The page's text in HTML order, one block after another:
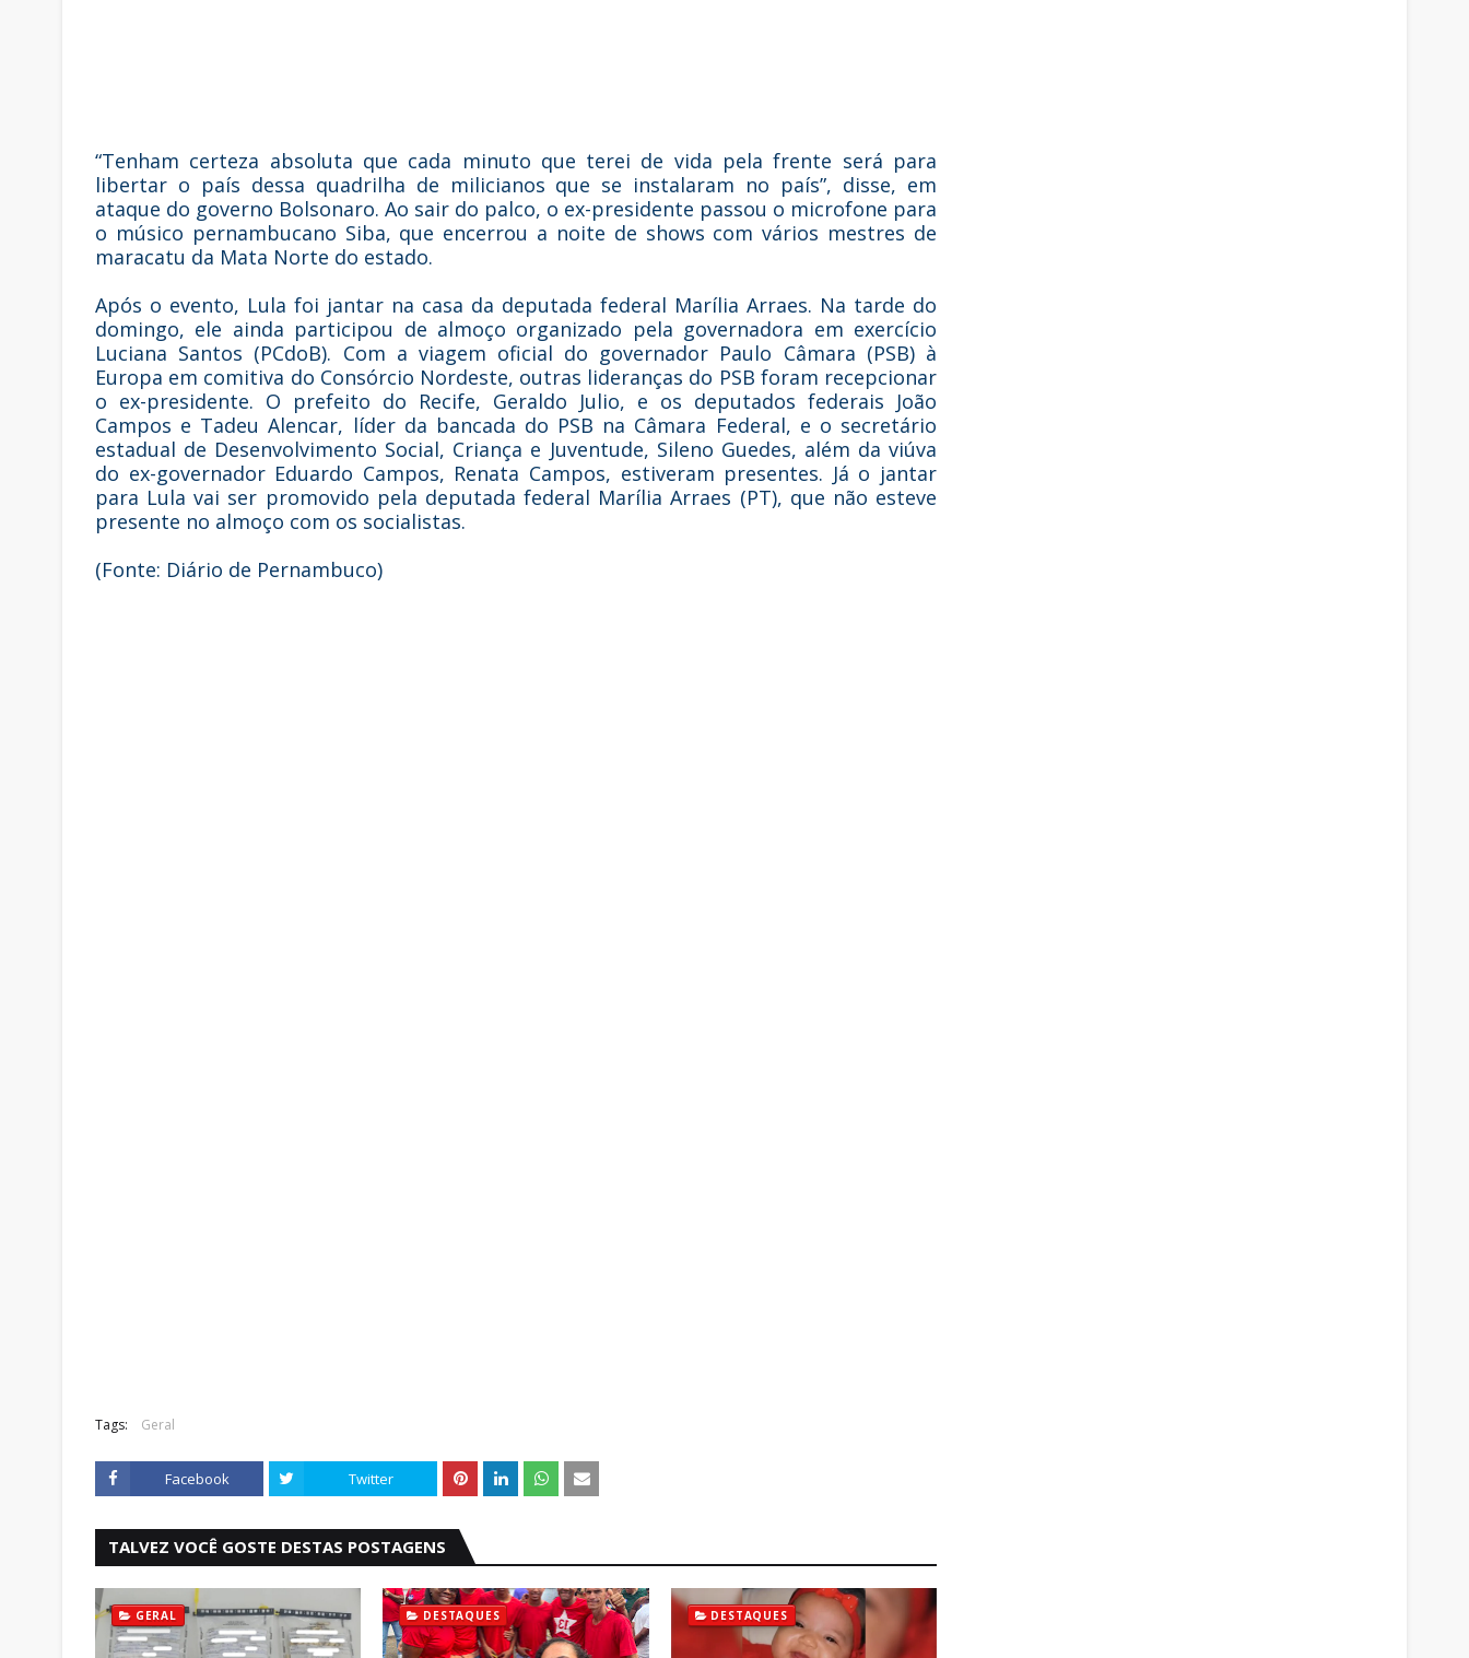
“Tenham certeza absoluta que cada minuto que terei de vida pela frente será para
libertar o país dessa quadrilha de milicianos que se instalaram no país”, disse, em
ataque do governo Bolsonaro. Ao sair do palco, o ex-presidente passou o microfone para
o músico pernambucano Siba, que encerrou a noite de shows com vários mestres de
maracatu da Mata Norte do estado.
Após o evento, Lula foi jantar na casa da deputada federal Marília Arraes. Na tarde do
domingo, ele ainda participou de almoço organizado pela governadora em exercício
Luciana Santos (PCdoB). Com a viagem oficial do governador Paulo Câmara (PSB) à
Europa em comitiva do Consórcio Nordeste, outras lideranças do PSB foram recepcionar
o ex-presidente. O prefeito do Recife, Geraldo Julio, e os deputados federais João
Campos e Tadeu Alencar, líder da bancada do PSB na Câmara Federal, e o secretário
estadual de Desenvolvimento Social, Criança e Juventude, Sileno Guedes, além da viúva
do ex-governador Eduardo Campos, Renata Campos, estiveram presentes. Já o jantar
para Lula vai ser promovido pela deputada federal Marília Arraes (PT), que não esteve
presente no almoço com os socialistas.
(Fonte: Diário de Pernambuco)
Tags: Geral
Facebook Twitter
TALVEZ VOCÊ GOSTE DESTAS POSTAGENS
GERAL DESTAQUES DESTAQUES